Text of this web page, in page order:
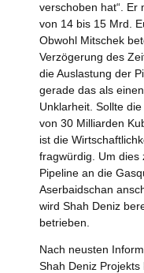
verschoben hat“. Er
von 14 bis 15 Mrd.
Obwohl Mitschek
Verzögerung des
die Auslastung der
gerade das als
Unklarheit. Sollte
von 30 Milliarden
ist die
fragwürdig. Um dies
Pipeline an die
Aserbaidschan
wird Shah Deniz
betrieben.
Nach neusten
Shah Deniz